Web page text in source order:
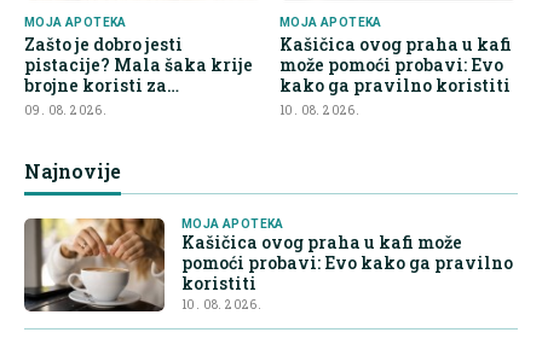
MOJA APOTEKA
Zašto je dobro jesti
pistacije? Mala šaka krije
brojne koristi za
organizam
09. 08. 2026.
MOJA APOTEKA
Kašičica ovog praha u kafi
može pomoći probavi: Evo
kako ga pravilno koristiti
10. 08. 2026.
Najnovije
MOJA APOTEKA
Kašičica ovog praha u kafi može
pomoći probavi: Evo kako ga pravilno
koristiti
10. 08. 2026.